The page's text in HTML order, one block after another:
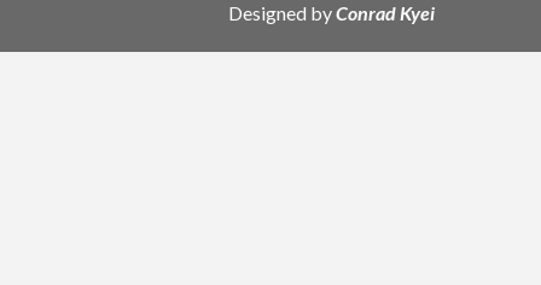
Designed byConrad Kyei